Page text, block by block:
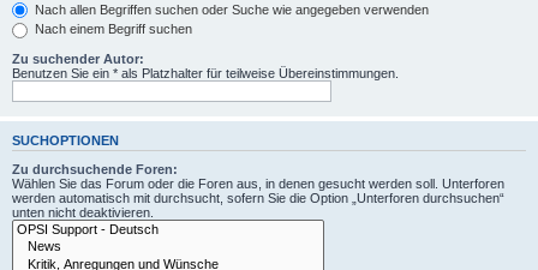
Nach allen Begriffen suchen oder Suche wie angegeben verwenden
Nach einem Begriff suchen
Zu suchender Autor:
Benutzen Sie ein * als Platzhalter für teilweise Übereinstimmungen.
SUCHOPTIONEN
Zu durchsuchende Foren:
Wählen Sie das Forum oder die Foren aus, in denen gesucht werden soll. Unterforen
werden automatisch mit durchsucht, sofern Sie die Option „Unterforen durchsuchen“
unten nicht deaktivieren.